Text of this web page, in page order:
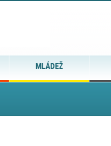
MLÁDEŽ